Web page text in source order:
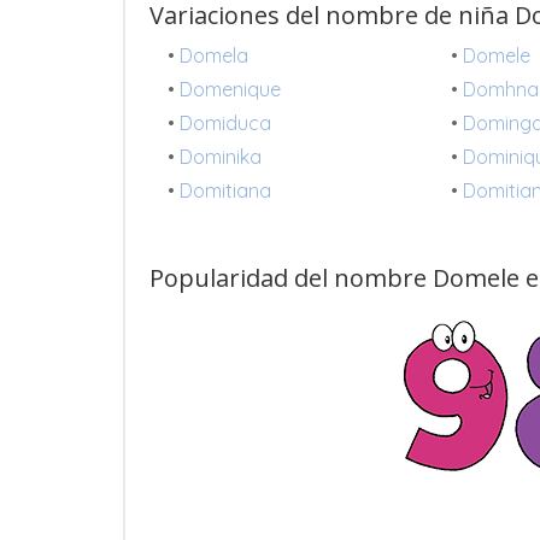
Variaciones del nombre de niña
• Domela • Domele
• Domenique •
• Domiduca •
• Dominika •
• Domitiana •
Popularidad del nombre Domele